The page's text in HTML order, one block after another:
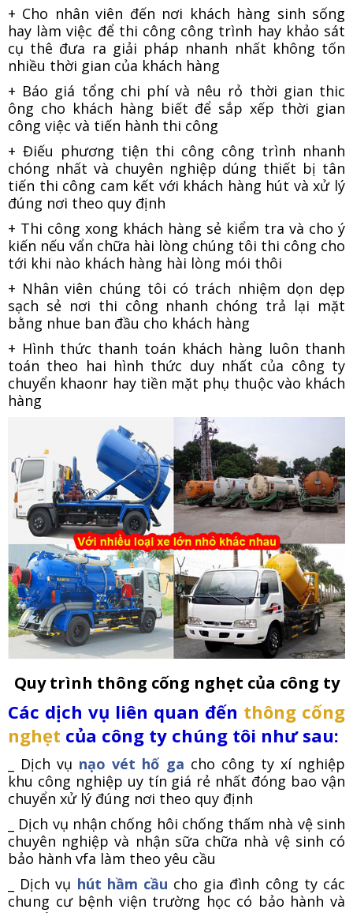
+ Cho nhân viên đến nơi khách hàng sinh sống
hay làm việc để thi công công trình hay khảo sát
cụ thê đưa ra giải pháp nhanh nhất không tốn
nhiều thời gian của khách hàng
+ Báo giá tổng chi phí và nêu rỏ thời gian thic
ông cho khách hàng biết để sắp xếp thời gian
công việc và tiến hành thi công
+ Điếu phương tiện thi công công trình nhanh
chóng nhất và chuyên nghiệp dúng thiết bị tân
tiến thi công cam kết với khách hàng hút và xử lý
đúng nơi theo quy định
+ Thi công xong khách hàng sẻ kiểm tra và cho ý
kiến nếu vẩn chữa hài lòng chúng tôi thi công cho
tới khi nào khách hàng hài lòng mói thôi
+ Nhân viên chúng tôi có trách nhiệm dọn dẹp
sạch sẻ nơi thi công nhanh chóng trả lại mặt
bằng nhue ban đầu cho khách hàng
+ Hình thức thanh toán khách hàng luôn thanh
toán theo hai hình thức duy nhất của công ty
chuyển khaonr hay tiền mặt phụ thuộc vào khách
hàng
Quy trình thông cống nghẹt của công ty
Các dịch vụ liên quan đến thông cống
nghẹt của công ty chúng tôi như sau:
_ Dịch vụ nạo vét hố ga cho công ty xí nghiệp
khu công nghiệp uy tín giá rẻ nhất đóng bao vận
chuyển xử lý đúng nơi theo quy định
_ Dịch vụ nhận chống hôi chống thấm nhà vệ sinh
chuyên nghiệp và nhận sữa chữa nhà vệ sinh có
bảo hành vfa làm theo yêu cầu
_ Dịch vụ hút hầm cầu cho gia đình công ty các
chung cư bệnh viện trường học có bảo hành và